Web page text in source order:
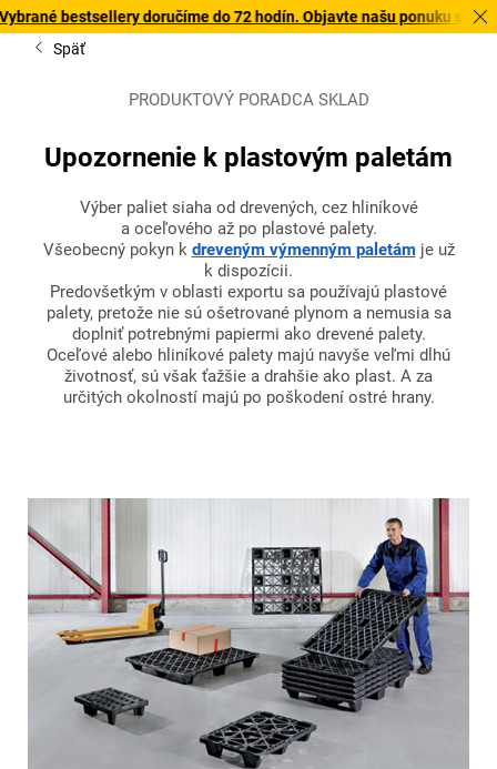
doručíme do 72 hodín. Objavte našu ponuku s rýchlym
Späť
PRODUKTOVÝ PORADCA SKLAD
Upozornenie k plastovým paletám
Výber paliet siaha od drevených, cez hliníkové
a oceľového až po plastové palety.
Všeobecný pokyn k dreveným výmenným paletámje už
k dispozícii.
Predovšetkým v oblasti exportu sa používajú plastové
palety, pretože nie sú ošetrované plynom a nemusia sa
doplniť potrebnými papiermi ako drevené palety.
Oceľové alebo hliníkové palety majú navyše veľmi dlhú
životnosť, sú však ťažšie a drahšie ako plast. A za
určitých okolností majú po poškodení ostré hrany.